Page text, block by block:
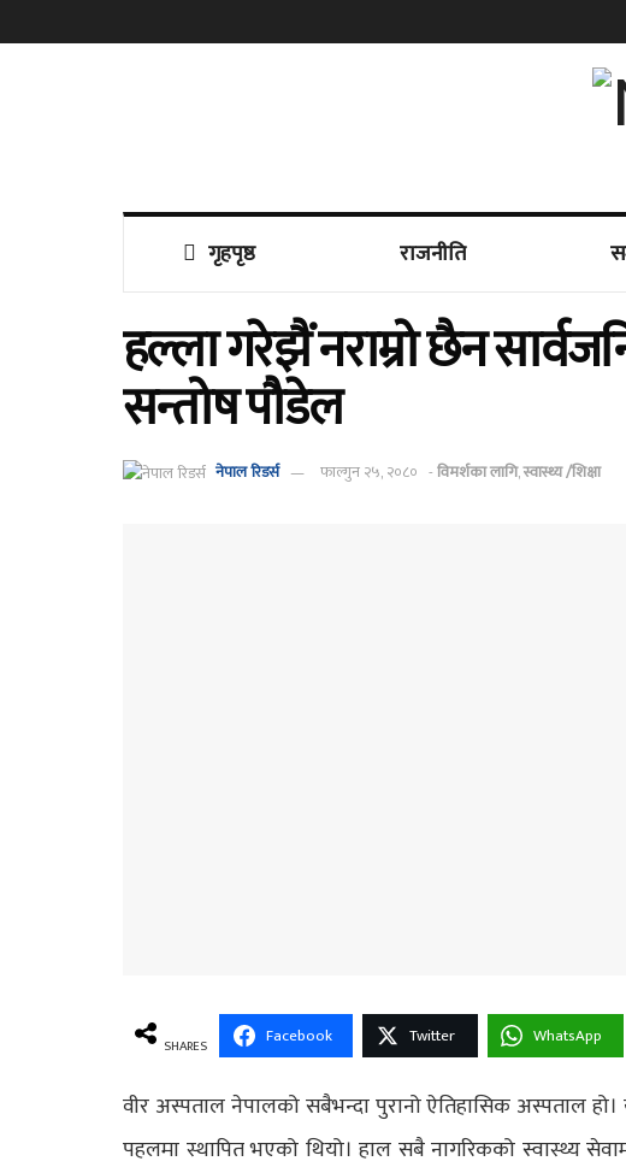
गृहपृष्ठ राजनीति
हल्ला गरेझैं नराम्रो छैन
सन्तोष पौडेल
नेपाल रिडर्स फाल्गुन २५, २०८० -विमर्शका लागि,स्वास्थ्य /शिक्षा
SHARES Facebook Twitter WhatsApp
वीर अस्पताल नेपालको सबैभन्दा पुरानो ऐतिहासिक अस्पताल
पहलमा स्थापित भएको थियो। हाल सबै नागरिकको स्वास्थ्य